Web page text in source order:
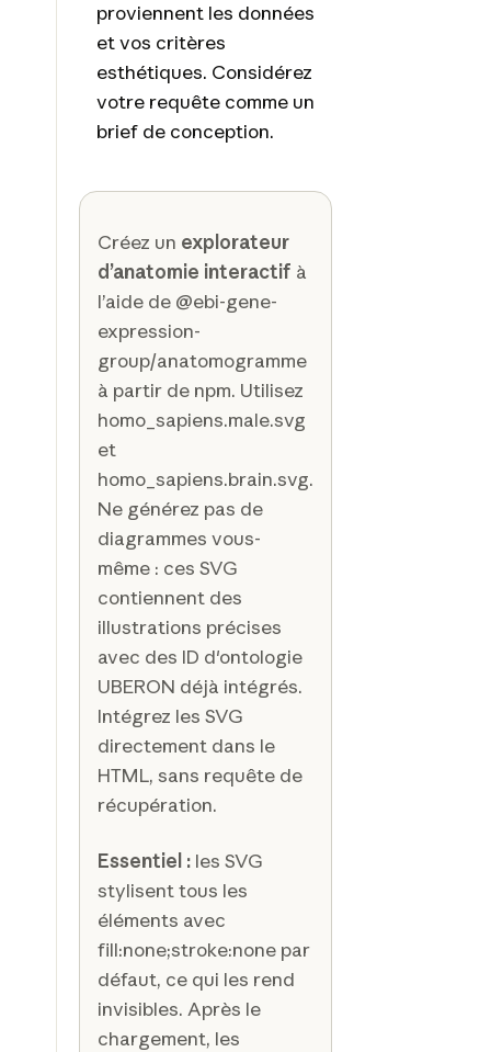
proviennent les données
et vos critères
esthétiques. Considérez
votre requête comme un
brief de conception.
Créez un explorateur
d’anatomie interactif à
l’aide de @ebi-gene-
expression-
group/anatomogramme
à partir de npm. Utilisez
homo_sapiens.male.svg
et
homo_sapiens.brain.svg.
Ne générez pas de
diagrammes vous-
même : ces SVG
contiennent des
illustrations précises
avec des ID d'ontologie
UBERON déjà intégrés.
Intégrez les SVG
directement dans le
HTML, sans requête de
récupération.
Essentiel :les SVG
stylisent tous les
éléments avec
fill:none;stroke:none par
défaut, ce qui les rend
invisibles. Après le
chargement, les